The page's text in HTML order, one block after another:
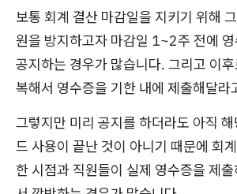
보통 회계 결산 마감일을 지키기 위해
원을 방지하고자 마감일 1~2주 전에
공지하는 경우가 많습니다. 그리고 이
복해서 영수증을 기한 내에 제출해달라
그렇지만 미리 공지를 하더라도 아직
드 사용이 끝난 것이 아니기 때문에 회
한 시점과 직원들이 실제 영수증을 제